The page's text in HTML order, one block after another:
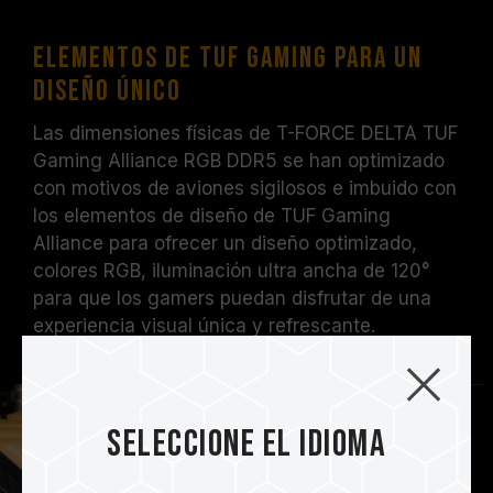
Elementos de TUF Gaming para un
diseño único
Las dimensiones físicas de T-FORCE DELTA TUF
Gaming Alliance RGB DDR5 se han optimizado
con motivos de aviones sigilosos e imbuido con
los elementos de diseño de TUF Gaming
Alliance para ofrecer un diseño optimizado,
colores RGB, iluminación ultra ancha de 120°
para que los gamers puedan disfrutar de una
experiencia visual única y refrescante.
Seleccione el idioma